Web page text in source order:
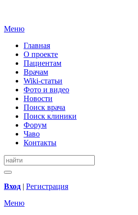
Меню
Главная
О проекте
Пациентам
Врачам
Wiki-статьи
Фото и видео
Новости
Поиск врача
Поиск клиники
Форум
Чаво
Контакты
Вход | Регистрация
Меню